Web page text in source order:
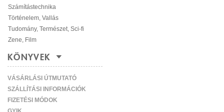
Számítástechnika
Történelem, Vallás
Tudomány, Természet, Sci-fi
Zene, Film
KÖNYVEK
VÁSÁRLÁSI ÚTMUTATÓ
SZÁLLÍTÁSI INFORMÁCIÓK
FIZETÉSI MÓDOK